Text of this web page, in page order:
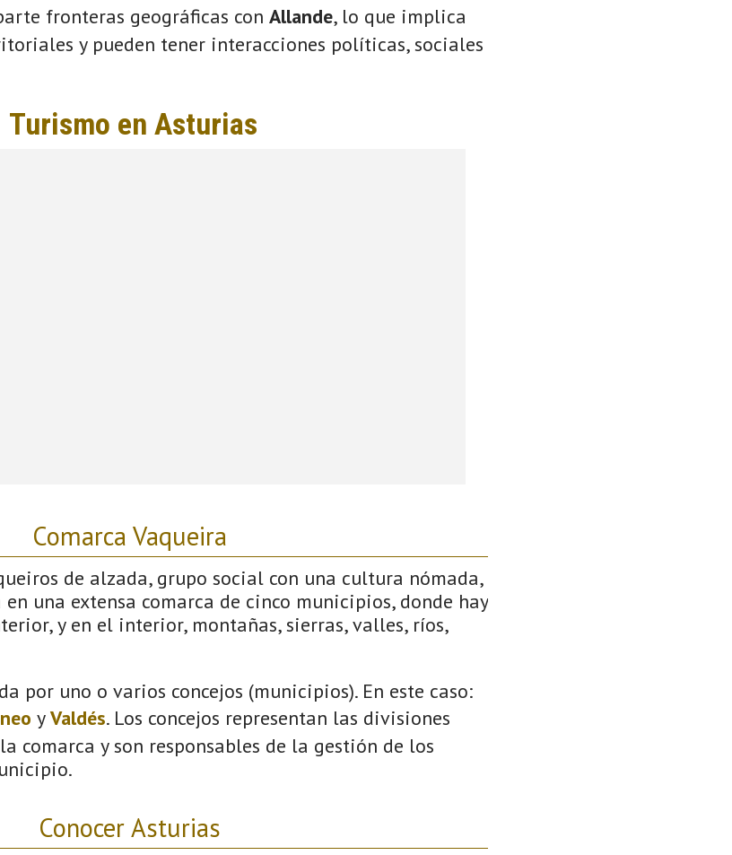
fronteras geográficas con Allande, lo que implica
y pueden tener interacciones políticas, sociales
Comarca Vaqueira
de alzada, grupo social con una cultura nómada,
una extensa comarca de cinco municipios, donde hay
y en el interior, montañas, sierras, valles, ríos,
por uno o varios concejos (municipios). En este caso:
yValdés. Los concejos representan las divisiones
comarca y son responsables de la gestión de los
Conocer Asturias